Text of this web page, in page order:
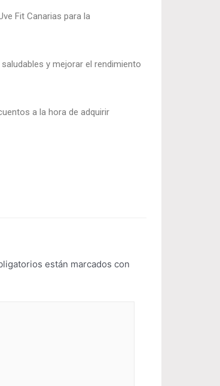
Fit Canarias para la
y mejorar el rendimiento
a la hora de adquirir
están marcados con